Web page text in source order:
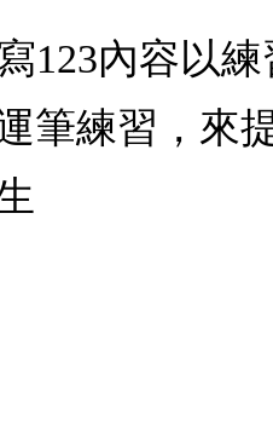
123內容以
筆練習，來